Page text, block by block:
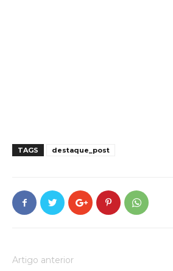
TAGS destaque_post
Artigo anterior